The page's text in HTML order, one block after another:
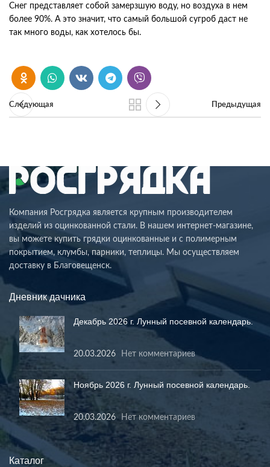
Снег представляет собой замерзшую воду, но воздуха в нем
более 90%. А это значит, что самый большой сугроб даст не
так много воды, как хотелось бы.
Следующая Предыдущая
Компания Росгрядка является крупным производителем
изделий из оцинкованной стали. В нашем интернет-магазине,
вы можете купить грядки оцинкованные и с полимерным
покрытием, клумбы, парники, теплицы. Мы осуществляем
доставку в Благовещенск.
Дневник дачника
Декабрь 2026 г. Лунный посевной календарь.
20.03.2026 Нет комментариев
Ноябрь 2026 г. Лунный посевной календарь.
20.03.2026 Нет комментариев
Каталог